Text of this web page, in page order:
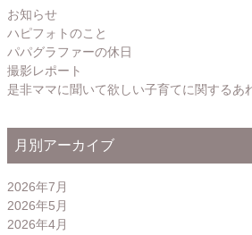
お知らせ
ハピフォトのこと
パパグラファーの休日
撮影レポート
是非ママに聞いて欲しい子育てに関するあ
月別アーカイブ
2026年7月
2026年5月
2026年4月